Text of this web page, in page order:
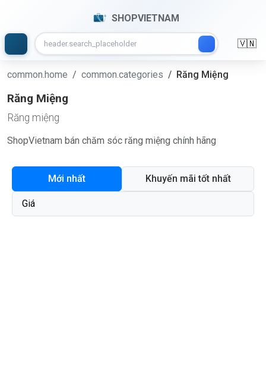
SHOPVIETNAM
🇻🇳
common.home common.categories Răng Miệng
Răng Miệng
Răng miệng
ShopVietnam bán chăm sóc răng miệng chính hãng
Mới nhất Khuyến mãi tốt nhất
Giá